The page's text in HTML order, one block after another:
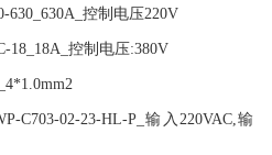
630_630A_控制电压220V
18_18A_控制电压:380V
C703-02-23-HL-P_输入220VAC,输